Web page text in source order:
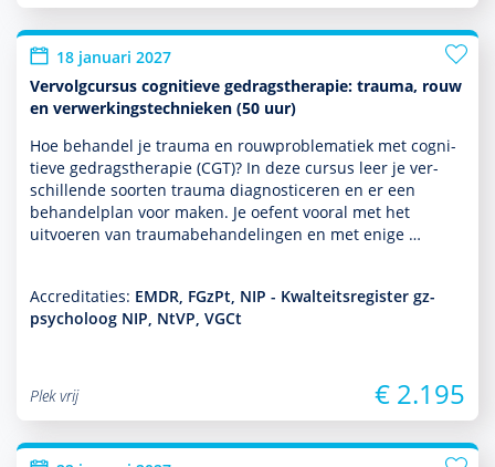
18 januari 2027
Vervolgcursus cognitieve gedragstherapie: trauma, rouw
en verwerkingstechnieken (50 uur)
Hoe behan­del je trauma en rouwproble­ma­tiek met cogni­
tieve gedrags­thera­pie (CGT)? In deze cursus leer je ver­
schil­lende soorten trauma diag­nos­ticeren en er een
behan­del­plan voor maken. Je oefent vooral met het
uitvoeren van traumabehan­del­ingen en met enige …
Accreditaties: EMDR, FGzPt, NIP - Kwalteitsregister gz-
psycholoog NIP, NtVP, VGCt
Plek vrij € 2.195